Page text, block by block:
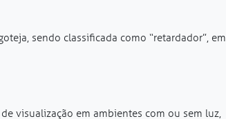
sendo classificada como “retardador”, em
visualização em ambientes com ou sem luz,